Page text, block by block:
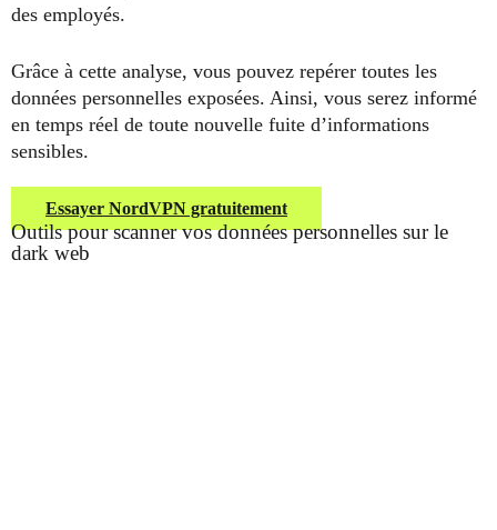
des employés.
Grâce à cette analyse, vous pouvez repérer toutes les
données personnelles exposées. Ainsi, vous serez informé
en temps réel de toute nouvelle fuite d’informations
sensibles.
Essayer NordVPN gratuitement
Outils pour scanner vos données personnelles sur le
dark web